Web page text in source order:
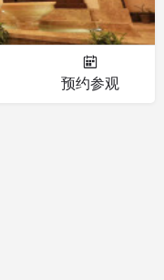
预约参观